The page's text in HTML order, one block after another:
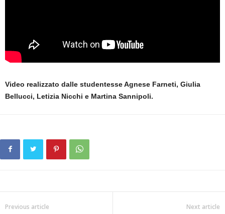
Video realizzato dalle studentesse Agnese Farneti, Giulia
Bellucci, Letizia Nicchi e Martina Sannipoli.
Previous article Next article